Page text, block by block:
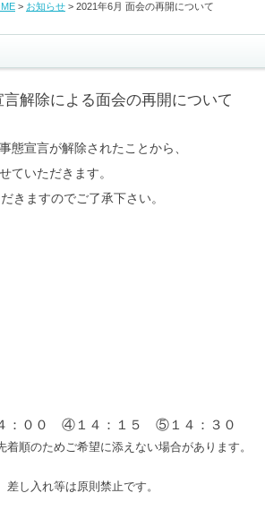
> お知らせ > 2021年6月 面会の再開について
言解除による面会の再開について
態宣言が解除されたことから、
ていただきます。
きますのでご了承下さい。
００ ④１４：１５ ⑤１４：３０
順のためご希望に添えない場合があります。
し入れ等は原則禁止です。